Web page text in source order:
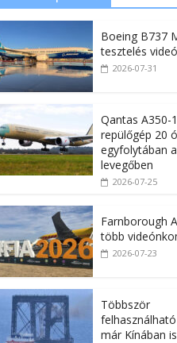
Boeing B737
tesztelés
2026-07-31
Qantas A350-
repülőgép 20
egyfolytában a
levegőben
2026-07-25
Farnborough
több
2026-07-23
Többször
már Kínában is